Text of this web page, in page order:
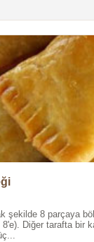
şekilde 8 parçaya
8'e). Diğer tarafta bir